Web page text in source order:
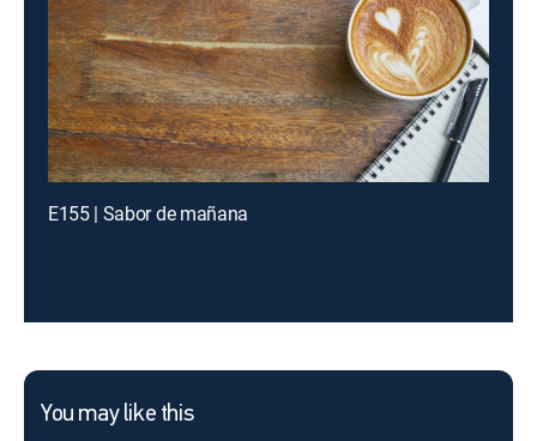
E155 | Sabor de mañana
You may like this